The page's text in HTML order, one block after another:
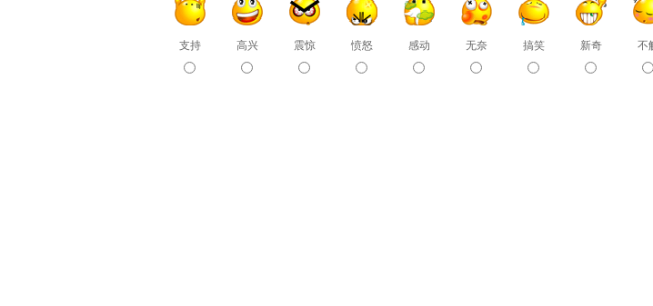
支持 高兴 震惊 愤怒 感动 无奈 搞笑 新奇 不